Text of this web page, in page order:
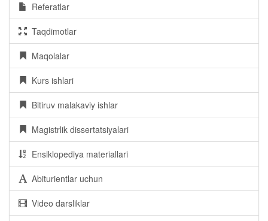
Referatlar
Taqdimotlar
Maqolalar
Kurs ishlari
Bitiruv malakaviy ishlar
Magistrlik dissertatsiyalari
Ensiklopediya materiallari
Abiturientlar uchun
Video darsliklar